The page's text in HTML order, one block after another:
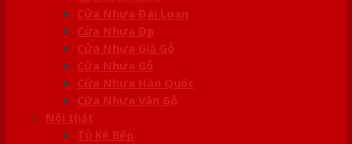
Cửa Nhựa Đài Loan
Cửa Nhựa Đẹp
Cửa Nhựa Giả Gỗ
Cửa Nhựa Gỗ
Cửa Nhựa Hàn Quốc
Cửa Nhựa Vân Gỗ
Nội thất
Tủ Kệ Bếp